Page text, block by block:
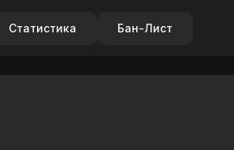
Статистика Бан-Лист